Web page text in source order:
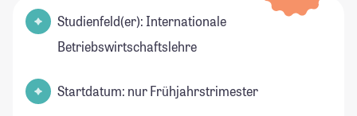
Studienfeld(er): Internationale
Betriebswirtschaftslehre
Startdatum: nur Frühjahrstrimester